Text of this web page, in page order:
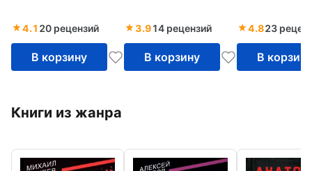
4.1 20 рецензий
В корзину
3.914 рецензий
В корзину
4.823
В корзину
Книги из жанра